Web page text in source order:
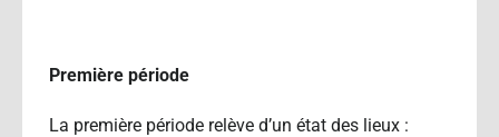
Première période
La première période relève d’un état des lieux :